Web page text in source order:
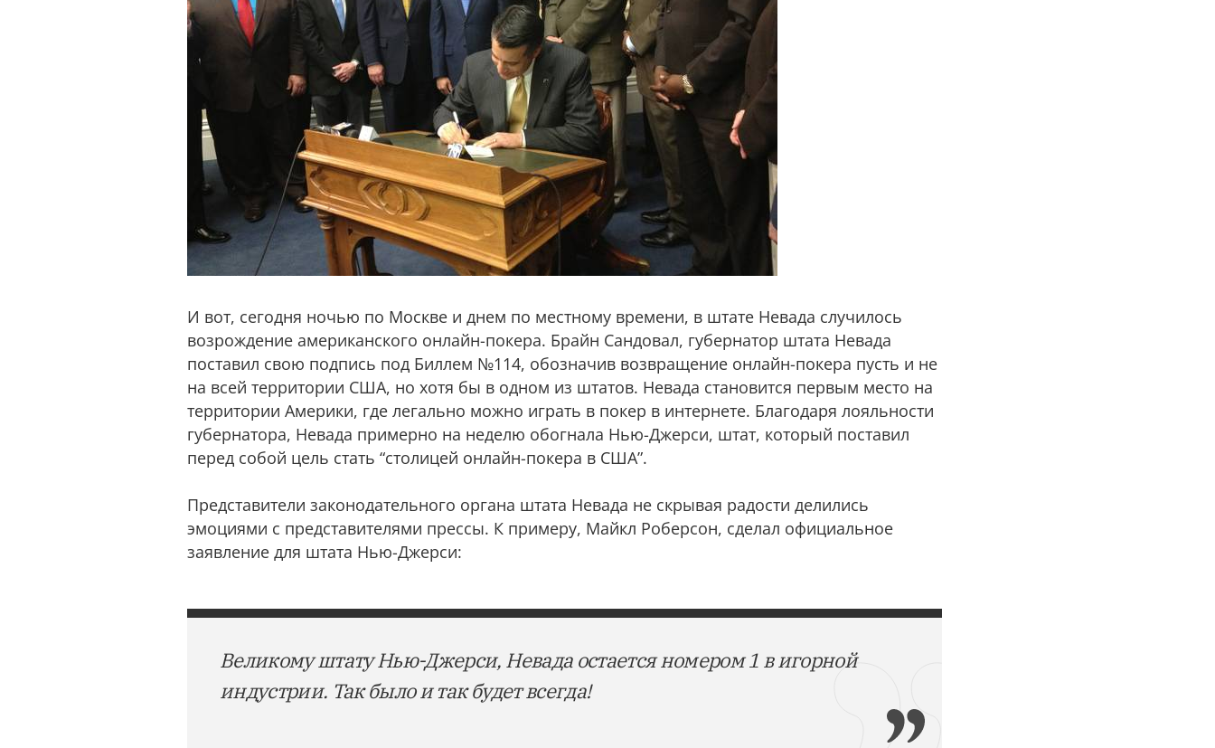
И вот, сегодня ночью по Москве и днем по местному времени, в штате Невада случилось
возрождение американского онлайн-покера. Брайн Сандовал, губернатор штата Невада
поставил свою подпись под Биллем №114, обозначив возвращение онлайн-покера пусть и не
на всей территории США, но хотя бы в одном из штатов. Невада становится первым место на
территории Америки, где легально можно играть в покер в интернете. Благодаря лояльности
губернатора, Невада примерно на неделю обогнала Нью-Джерси, штат, который поставил
перед собой цель стать “столицей онлайн-покера в США”.
Представители законодательного органа штата Невада не скрывая радости делились
эмоциями с представителями прессы. К примеру, Майкл Роберсон, сделал официальное
заявление для штата Нью-Джерси:
Великому штату Нью-Джерси, Невада остается номером 1 в игорной
индустрии. Так было и так будет всегда!